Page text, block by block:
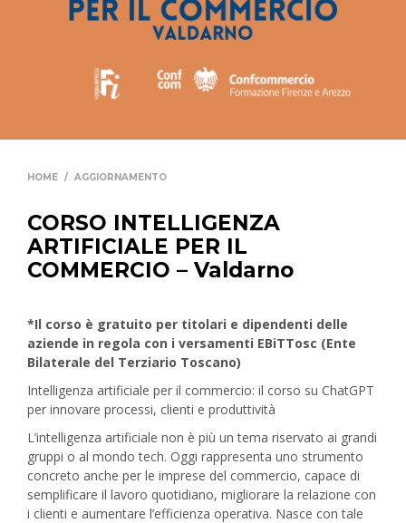
HOME / AGGIORNAMENTO
CORSO INTELLIGENZA
ARTIFICIALE PER IL
COMMERCIO – Valdarno
*Il corso è gratuito per titolari e dipendenti delle
aziende in regola con i versamenti EBiTTosc (Ente
Bilaterale del Terziario Toscano)
Intelligenza artificiale per il commercio: il corso su ChatGPT
per innovare processi, clienti e produttività
L’intelligenza artificiale non è più un tema riservato ai grandi
gruppi o al mondo tech. Oggi rappresenta uno strumento
concreto anche per le imprese del commercio, capace di
semplificare il lavoro quotidiano, migliorare la relazione con
i clienti e aumentare l’efficienza operativa. Nasce con tale